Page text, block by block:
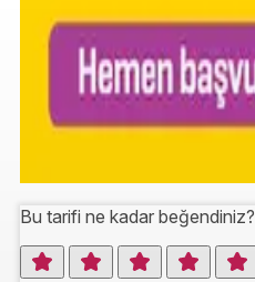
Bu tarifi ne kadar beğendiniz?